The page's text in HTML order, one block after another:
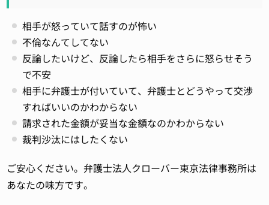
相手が怒っていて話すのが怖い
不倫なんてしてない
反論したいけど、反論したら相手をさらに怒らせそう
で不安
相手に弁護士が付いていて、弁護士とどうやって交渉
すればいいのかわからない
請求された金額が妥当な金額なのかわからない
裁判沙汰にはしたくない
ご安心ください。弁護士法人クローバー東京法律事務所は
あなたの味方です。